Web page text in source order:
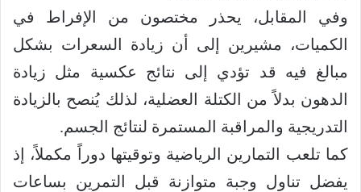
وفي المقابل، يحذر مختصون من الإفراط في
الكميات، مشيرين إلى أن زيادة السعرات بشكل
مبالغ فيه قد تؤدي إلى نتائج عكسية مثل زيادة
الدهون بدلاً من الكتلة العضلية، لذلك يُنصح بالزيادة
التدريجية والمراقبة المستمرة لنتائج الجسم.
كما تلعب التمارين الرياضية وتوقيتها دوراً مكملاً، إذ
يفضل تناول وجبة متوازنة قبل التمرين بساعات